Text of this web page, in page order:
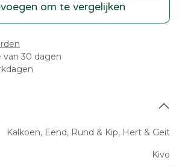
om te vergelijken
van 30 dagen
Kalkoen, Eend, Rund & Kip, Hert & Geit
Kivo